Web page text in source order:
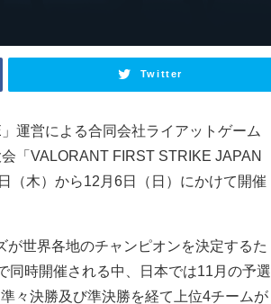
Twitter
」運営による合同会社ライアットゲーム
「 VALORANT FIRST STRIKE JAPAN
日（木）から12 月 6日（日）にかけて開催
が世界各地のチャンピオンを決定するた
同時開催される中、日本では11
月の予選
々決勝及び準決勝を経て上位4チームが